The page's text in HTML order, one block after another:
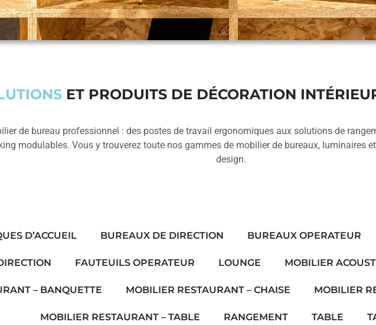
ET PRODUITS DE DÉCORATION
de bureau professionnel : des postes de travail ergonomiques aux solutions de
modulables. Vous y trouverez toute nos gammes de mobilier de bureaux, luminaires
design.
D’ACCUEIL BUREAUX DE DIRECTION BUREAUX OPERATEUR
FAUTEUILS OPERATEUR LOUNGE MOBILIER
– BANQUETTE MOBILIER RESTAURANT – CHAISE MOBILIER
MOBILIER RESTAURANT – TABLE RANGEMENT TABLE